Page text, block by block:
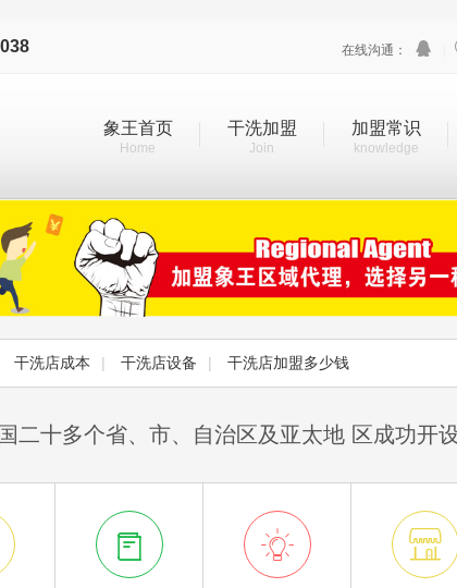
在线沟通： 
象王首页
Home
干洗加盟
Join
加盟常识
knowledge
干洗店成本 | 干洗店设备 | 干洗店加盟多少钱
二十多个省、市、自治区及亚太地 区成功开
  